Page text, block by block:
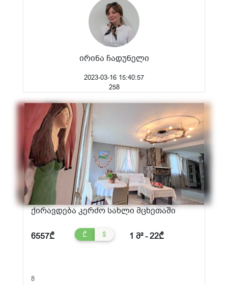
ირინა ჩადუნელი
2023-03-16 15:40:57
258
ქირავდება კერძო სახლი მცხეთაში
6557₾ ₾ $ 1 მ² - 22₾
8